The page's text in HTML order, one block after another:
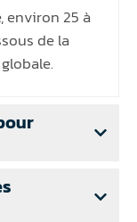
environ 25 à
de la